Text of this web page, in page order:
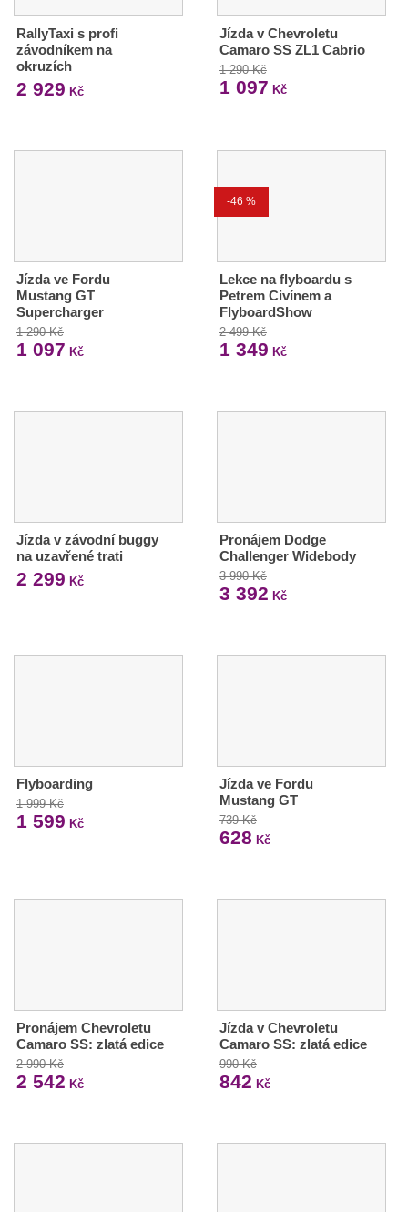
RallyTaxi s profi
závodníkem na
okruzích
2 929 Kč
Jízda v Chevroletu
Camaro SS ZL1 Cabrio
1 290 Kč
1 097 Kč
Jízda ve Fordu
Mustang GT
Supercharger
1 290 Kč
1 097 Kč
-46 %
Lekce na flyboardu s
Petrem Civínem a
FlyboardShow
2 499 Kč
1 349 Kč
Jízda v závodní buggy
na uzavřené trati
2 299 Kč
Pronájem Dodge
Challenger Widebody
3 990 Kč
3 392 Kč
Flyboarding
1 999 Kč
1 599 Kč
Jízda ve Fordu
Mustang GT
739 Kč
628 Kč
Pronájem Chevroletu
Camaro SS: zlatá edice
2 990 Kč
2 542 Kč
Jízda v Chevroletu
Camaro SS: zlatá edice
990 Kč
842 Kč